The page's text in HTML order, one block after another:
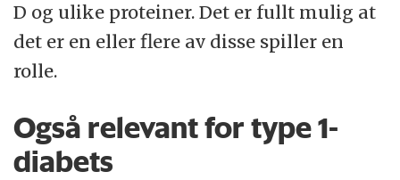
D og ulike proteiner. Det er fullt mulig at
det er en eller flere av disse spiller en
rolle.
Også relevant for type 1-
diabets